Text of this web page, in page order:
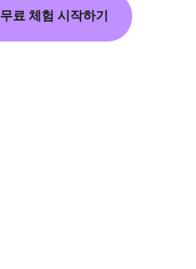
무료 체험 시작하기